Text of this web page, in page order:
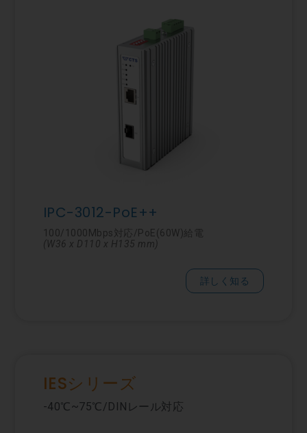
IPC-3012-PoE++
100/1000Mbps対応/PoE(60W)給電
(W36 x D110 x H135 mm)
詳しく知る
IESシリーズ
-40℃~75℃/DINレール対応